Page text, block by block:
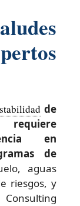
de
en
de
aguas
riesgos, y
Consulting